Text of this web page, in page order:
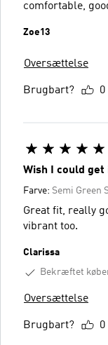
comfortable,
Zoe13
Oversættelse
Brugbart? 0
Wish I could
Farve: Semi Green
Great fit, really
vibrant too.
Clarissa
Bekræftet
Oversættelse
Brugbart? 0